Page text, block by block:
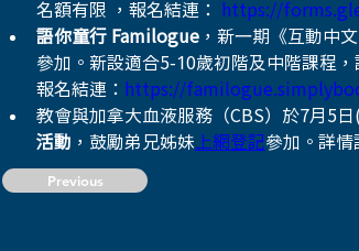
名額有限 ，報名結連：
https://
語你童行 Familogue ，新一期《互動中
參加。新設適合5-10歲初階及中階課程
報名結連： https://
教會與加拿大血液服務（CBS）於7月5
活動 ，鼓勵弟兄姊妹 上網登記參加。詳情
Previous